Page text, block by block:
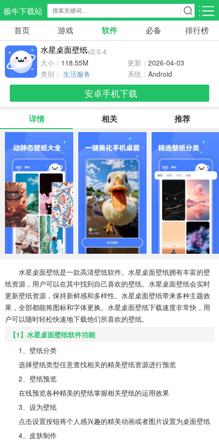
极牛下载站
应用分类 游戏分类
生活服务
297款应用
教育学习
178款应用
气象交通
84款应用
游戏辅助
476款应用
摄影美化
214款应用
183款应用
438款应用
184款应用
新闻阅读
43款应用
金融理财
54款应用
媒体影音
601款应用
系统工具
644款应用
健康医疗
53款应用
ai工具
334款应用
96款应用
首页 游戏 软件 必备 排行榜
水星桌面壁纸v2.0.4
大小： 118.55M 更新： 2026-04-03
类别： 生活服务 系统： Android
安卓手机下载
详情 相关 推荐
水星桌面壁纸是一款高清壁纸软件。水星桌面壁纸拥有丰富的壁
纸资源，用户可以在其中找到自己喜欢的壁纸。水星桌面壁纸会实时
更新壁纸资源，保持新鲜感和多样性。水星桌面壁纸带来多种主题效
果，全部都能将图标和字体更换。水星桌面壁纸下载速度非常快，用
户可以随时轻松快速地下载他们所喜欢的壁纸。
【1】水星桌面壁纸软件功能
1、壁纸分类
选择壁纸类型任意查找相关的精美壁纸资源进行预览
2、壁纸预览
在线预览各种精美的壁纸掌握相关壁纸的运用效果
3、设为壁纸
点击设置按钮将个人感兴趣的精美动画或者图片设置为桌面壁纸
4、皮肤制作